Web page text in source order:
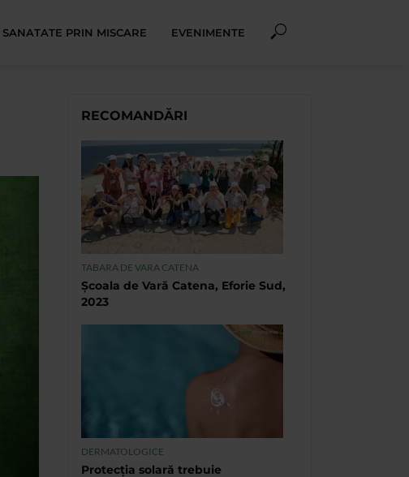
SANATATE PRIN MISCARE EVENIMENTE
RECOMANDĂRI
TABARA DE VARA CATENA
Școala de Vară Catena, Eforie Sud,
2023
DERMATOLOGICE
Protecția solară trebuie